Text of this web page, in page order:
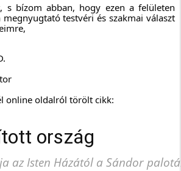
s bízom abban, hogy ezen a felületen
testvéri és szakmai választ
online oldalról törölt cikk:
ország
az Isten Házától a Sándor